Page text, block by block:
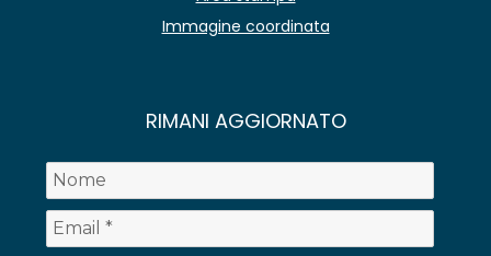
Immagine coordinata
RIMANI AGGIORNATO